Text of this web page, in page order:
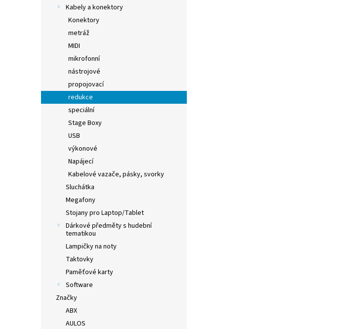
Kabely a konektory
Konektory
metráž
MIDI
mikrofonní
nástrojové
propojovací
redukce
speciální
Stage Boxy
USB
výkonové
Napájecí
Kabelové vazače, pásky, svorky
Sluchátka
Megafony
Stojany pro Laptop/Tablet
Dárkové předměty s hudební
tematikou
Lampičky na noty
Taktovky
Paměťové karty
Software
Značky
ABX
AULOS